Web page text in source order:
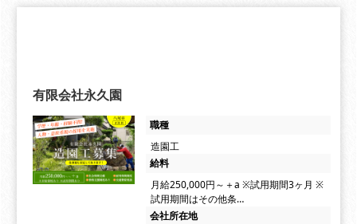
有限会社永久園
職種
造園工
給料
月給250,000円～＋a ※試用期間3ヶ月 ※
試用期間はその他条…
会社所在地